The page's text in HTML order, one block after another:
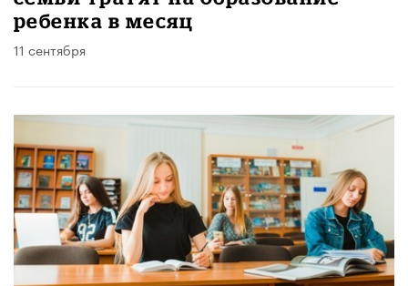
ребенка в месяц
11 сентября